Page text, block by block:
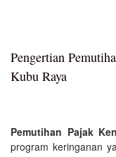
Pengertian
Kubu Raya
Pemutihan Pajak
program keringanan